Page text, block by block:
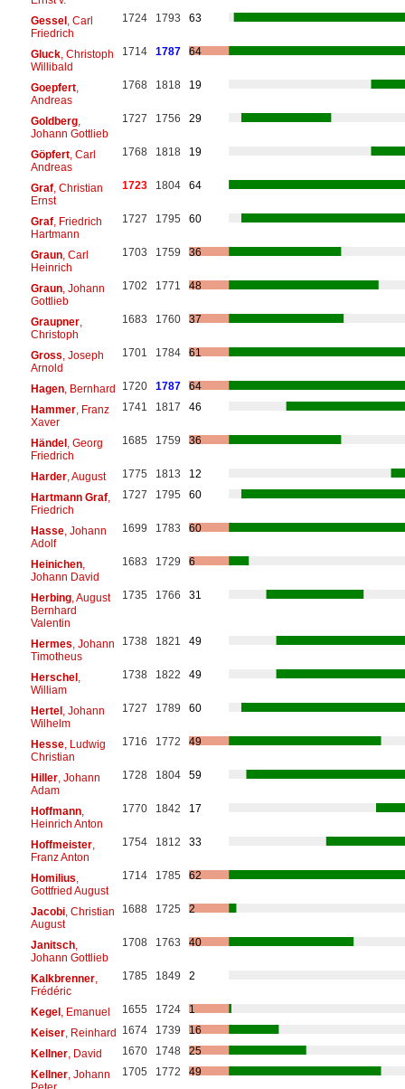
Gessel, Carl
Friedrich
1724 1793 63
Gluck, Christoph
Willibald
1714 1787 64
Goepfert,
Andreas
1768 1818 19
Goldberg,
Johann Gottlieb
1727 1756 29
Göpfert, Carl
Andreas
1768 1818 19
Graf, Christian
Ernst
1723 1804 64
Graf, Friedrich
Hartmann
1727 1795 60
Graun, Carl
Heinrich
1703 1759 36
Graun, Johann
Gottlieb
1702 1771 48
Graupner,
Christoph
1683 1760 37
Gross , Joseph
Arnold
1701 1784 61
Hagen, Bernhard 1720 1787
64
Hammer, Franz
Xaver
1741 1817 46
Händel, Georg
Friedrich
1685 1759 36
Harder, August 1775 1813
12
Hartmann Graf,
Friedrich
1727 1795 60
Hasse, Johann
Adolf
1699 1783 60
Heinichen,
Johann David
1683 1729 6
Herbing, August
Bernhard
Valentin
1735 1766 31
Hermes , Johann
Timotheus
1738 1821 49
Herschel,
William
1738 1822 49
Hertel, Johann
Wilhelm
1727 1789 60
Hesse, Ludwig
Christian
1716 1772 49
Hiller, Johann
Adam
1728 1804 59
Hoffmann,
Heinrich Anton
1770 1842 17
Hoffmeister,
Franz Anton
1754 1812 33
Homilius
Gottfried August
1714 1785 62
Jacobi, Christian
August
1688 1725 2
Janitsch,
Johann Gottlieb
1708 1763 40
Kalkbrenner,
Frédéric
1785 1849 2
Kegel, Emanuel 1655 1724
1
Keiser, Reinhard 1674 1739
16
Kellner, David 1670 1748
25
Kellner, Johann
1705 1772 49